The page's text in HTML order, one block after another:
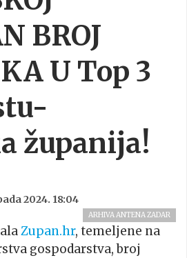
BROJ
U Top 3
županija!
2024. 18:04
ARHIVA ANTENA ZADAR
Zupan.hr, temeljene na
gospodarstva, broj